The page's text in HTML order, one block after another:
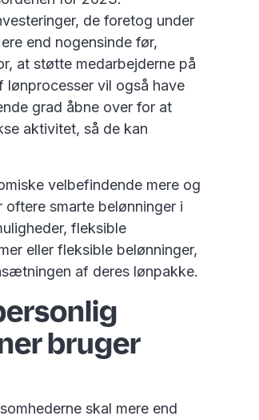
de foretog under
end nogensinde før,
at støtte medarbejderne på
lønprocesser vil også have
grad åbne over for at
aktivitet, så de kan
velbefindende mere og
smarte belønninger i
fleksible
eller fleksible belønninger,
af deres lønpakke.
bruger
skal mere end